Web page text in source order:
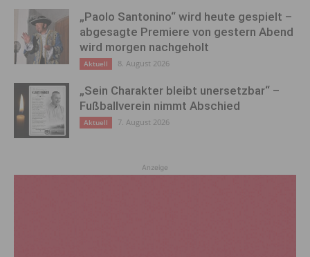
„Paolo Santonino“ wird heute gespielt –
abgesagte Premiere von gestern Abend
wird morgen nachgeholt
Aktuell 8. August 2026
„Sein Charakter bleibt unersetzbar“ –
Fußballverein nimmt Abschied
Aktuell 7. August 2026
Anzeige